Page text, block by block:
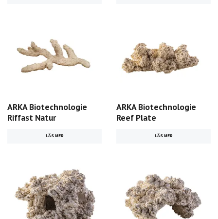
ARKA Biotechnologie
Riffast Natur
LÄS MER
ARKA Biotechnologie
Reef Plate
LÄS MER